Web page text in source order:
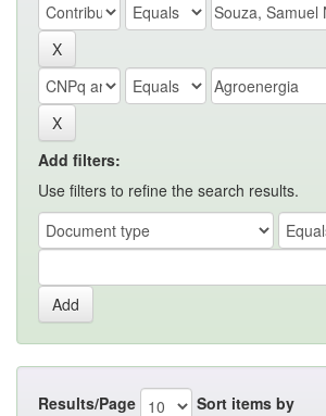
Add filters:
Use filters to refine the search results.
Results/Page Sort items by